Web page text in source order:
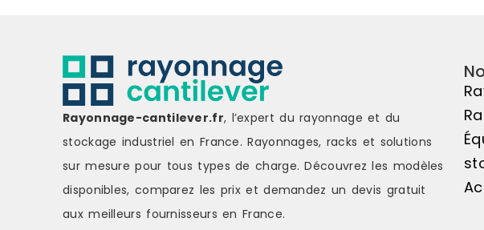
Rayonnage-cantilever.fr, l’expert du rayonnage et du
stockage industriel en France. Rayonnages, racks et solutions
sur mesure pour tous types de charge.Découvrez les modèles
disponibles, comparez les prix et demandez un devis gratuit
aux meilleurs fournisseurs en France.